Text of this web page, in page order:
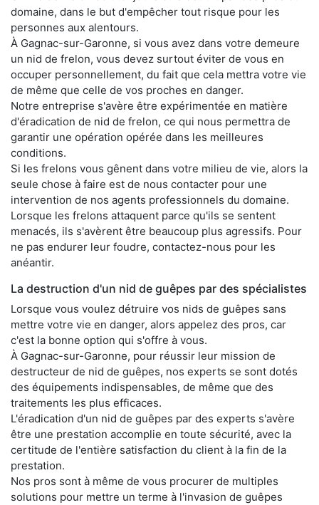
domaine, dans le but d'empêcher tout risque pour les
personnes aux alentours.
À Gagnac-sur-Garonne, si vous avez dans votre demeure
un nid de frelon, vous devez surtout éviter de vous en
occuper personnellement, du fait que cela mettra votre vie
de même que celle de vos proches en danger.
Notre entreprise s'avère être expérimentée en matière
d'éradication de nid de frelon, ce qui nous permettra de
garantir une opération opérée dans les meilleures
conditions.
Si les frelons vous gênent dans votre milieu de vie, alors la
seule chose à faire est de nous contacter pour une
intervention de nos agents professionnels du domaine.
Lorsque les frelons attaquent parce qu'ils se sentent
menacés, ils s'avèrent être beaucoup plus agressifs. Pour
ne pas endurer leur foudre, contactez-nous pour les
anéantir.
La destruction d'un nid de guêpes par des spécialistes
Lorsque vous voulez détruire vos nids de guêpes sans
mettre votre vie en danger, alors appelez des pros, car
c'est la bonne option qui s'offre à vous.
À Gagnac-sur-Garonne, pour réussir leur mission de
destructeur de nid de guêpes, nos experts se sont dotés
des équipements indispensables, de même que des
traitements les plus efficaces.
L'éradication d'un nid de guêpes par des experts s'avère
être une prestation accomplie en toute sécurité, avec la
certitude de l'entière satisfaction du client à la fin de la
prestation.
Nos pros sont à même de vous procurer de multiples
solutions pour mettre un terme à l'invasion de guêpes